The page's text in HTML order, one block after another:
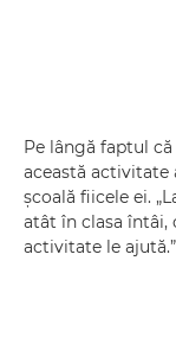
Pe lângă faptul
această activitate
şcoală fiicele ei.
atât în clasa întâi,
activitate le ajută.”